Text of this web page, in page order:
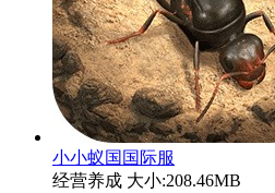
小小蚁国国际服
经营养成 大小:208.46MB